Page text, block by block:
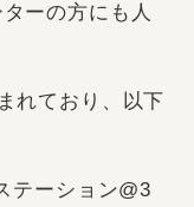
ーの方にも人
れており、以下
テーション@3